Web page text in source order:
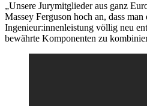
„Unsere Jurymitglieder aus ganz
Massey Ferguson hoch an, dass
Ingenieur:innenleistung völlig neu
bewährte Komponenten zu